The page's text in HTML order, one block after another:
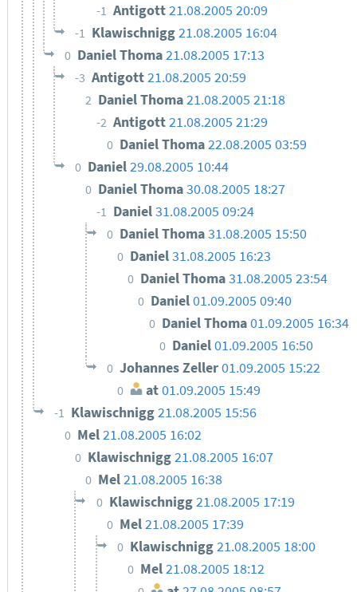
-1 Antigott21.08.2005 20:09
-1 Klawischnigg21.08.2005 16:04
0 Daniel Thoma21.08.2005 17:13
-3 Antigott21.08.2005 20:59
2 Daniel Thoma21.08.2005 21:18
-2 Antigott21.08.2005 21:29
0 Daniel Thoma22.08.2005 03:59
0 Daniel29.08.2005 10:44
0 Daniel Thoma30.08.2005 18:27
-1 Daniel31.08.2005 09:24
0 Daniel Thoma31.08.2005 15:50
0 Daniel31.08.2005 16:23
0 Daniel Thoma31.08.2005 23:54
0 Daniel01.09.2005 09:40
0 Daniel Thoma01.09.2005 16:34
0 Daniel01.09.2005 16:50
0 Johannes Zeller01.09.2005 15:22
0 at01.09.2005 15:49
-1 Klawischnigg21.08.2005 15:56
0 Mel21.08.2005 16:02
0 Klawischnigg21.08.2005 16:07
0 Mel21.08.2005 16:38
0 Klawischnigg21.08.2005 17:19
0 Mel21.08.2005 17:39
0 Klawischnigg21.08.2005 18:00
0 Mel21.08.2005 18:12